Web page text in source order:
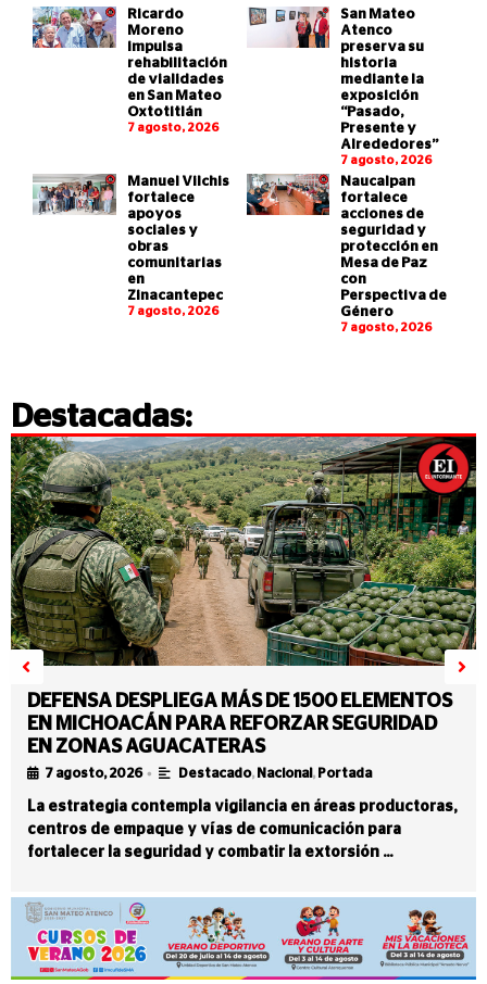
Ricardo
Moreno
impulsa
rehabilitación
de vialidades
en San Mateo
Oxtotitlán
7 agosto, 2026
San Mateo
Atenco
preserva su
historia
mediante la
exposición
“Pasado,
Presente y
Alrededores”
7 agosto, 2026
Manuel Vilchis
fortalece
apoyos
sociales y
obras
comunitarias
en
Zinacantepec
7 agosto, 2026
Naucalpan
fortalece
acciones de
seguridad y
protección en
Mesa de Paz
con
Perspectiva de
Género
7 agosto, 2026
Destacadas:
DEFENSA DESPLIEGA MÁS DE 1500 ELEMENTOS
EN MICHOACÁN PARA REFORZAR SEGURIDAD
EN ZONAS AGUACATERAS
7 agosto, 2026 • Destacado, Nacional , Portada
La estrategia contempla vigilancia en áreas productoras,
centros de empaque y vías de comunicación para
fortalecer la seguridad y combatir la extorsión …